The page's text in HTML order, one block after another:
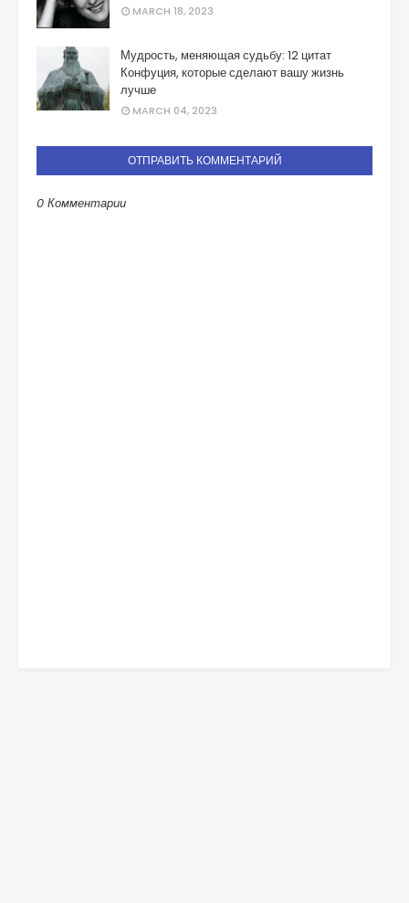
MARCH 18, 2023
Мудрость, меняющая судьбу: 12 цитат
Конфуция, которые сделают вашу жизнь
лучше
MARCH 04, 2023
ОТПРАВИТЬ КОММЕНТАРИЙ
0 Комментарии